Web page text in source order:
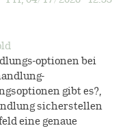
optionen bei
gibt es?,
sicherstellen
eine genaue